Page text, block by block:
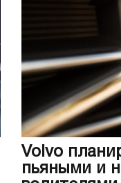
Volvo
пьяными и